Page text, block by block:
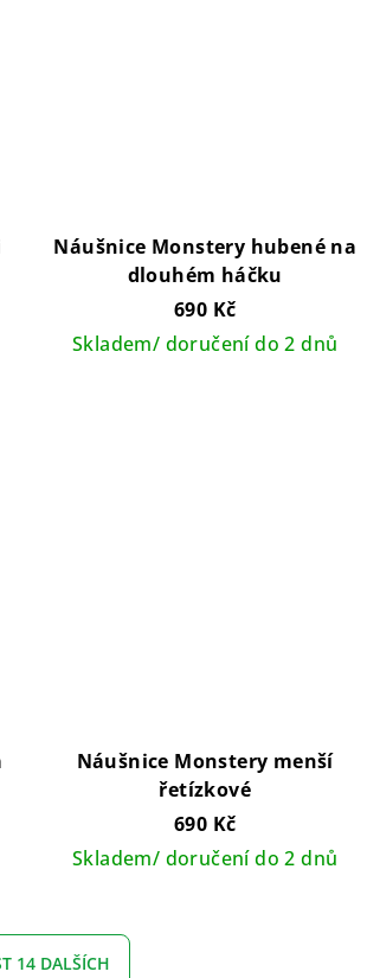
Náušnice Monstery hubené na
dlouhém háčku
690 Kč
Skladem/ doručení do 2 dnů
Náušnice Monstery menší
řetízkové
690 Kč
Skladem/ doručení do 2 dnů
14 DALŠÍCH